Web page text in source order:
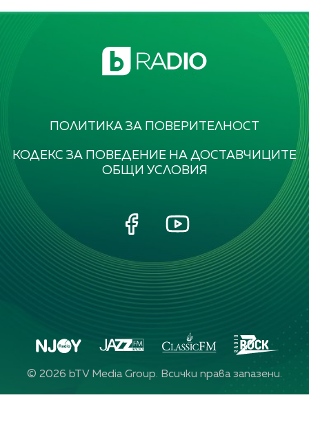
ПОЛИТИКА ЗА ПОВЕРИТЕЛНОСТ
КОДЕКС ЗА ПОВЕДЕНИЕ НА ДОСТАВЧИЦИТЕ
ОБЩИ УСЛОВИЯ
© 2026 bTV Media Group. Всички права запазени.